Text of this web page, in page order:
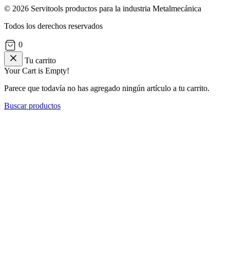
© 2026 Servitools productos para la industria Metalmecánica
Todos los derechos reservados
0
Tu carrito
Your Cart is Empty!
Parece que todavía no has agregado ningún artículo a tu carrito.
Buscar productos